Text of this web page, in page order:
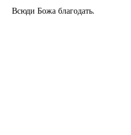
Всюди Божа благодать.